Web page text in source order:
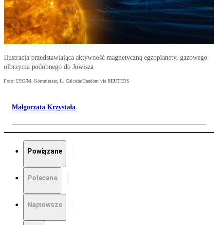
Ilustracja przedstawiająca aktywność magnetyczną egzoplanety, gazowego
olbrzyma podobnego do Jowisza
Foto: ESO/M. Kornmesser, L. Calcada/Handout via REUTERS
Małgorzata Krzystała
Powiązane
Polecane
Najnowsze